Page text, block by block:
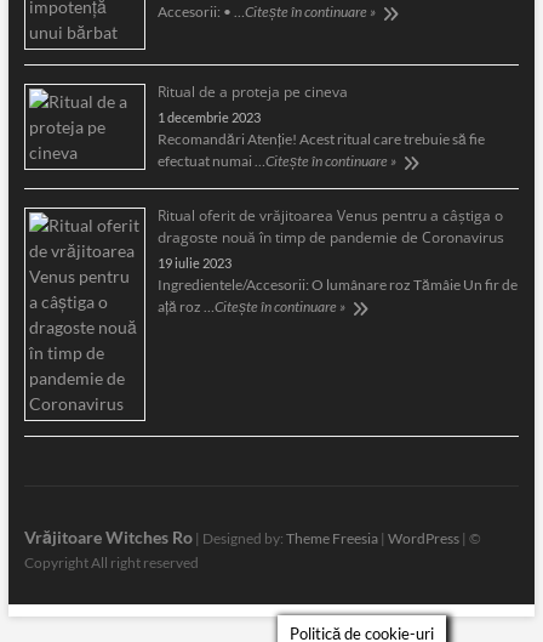
Accesorii: • … Citește în continuare »
Ritual de a proteja pe cineva
1 decembrie 2023
Recomandări Atenție! Acest ritual care trebuie să fie
efectuat numai … Citește în continuare »
Ritual oferit de vrăjitoarea Venus pentru a câştiga o
dragoste nouă în timp de pandemie de Coronavirus
19 iulie 2023
Ingredientele/Accesorii: O lumânare roz Tămâie Un fir de
aţă roz … Citește în continuare »
Vrăjitoare Witches Ro| Designed by: Theme Freesia| WordPress| ©
Copyright All right reserved
Politică de cookie-uri